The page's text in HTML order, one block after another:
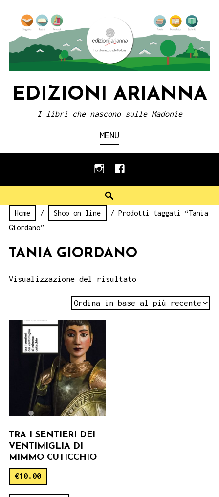
content
EDIZIONI ARIANNA
I libri che nascono sulle Madonie
MENU
instagramfacebook
Home / Shop on line
/ Prodotti taggati “Tania
Giordano”
TANIA GIORDANO
Visualizzazione del risultato
TRA I SENTIERI DEI
VENTIMIGLIA DI
MIMMO CUTICCHIO
€10.00